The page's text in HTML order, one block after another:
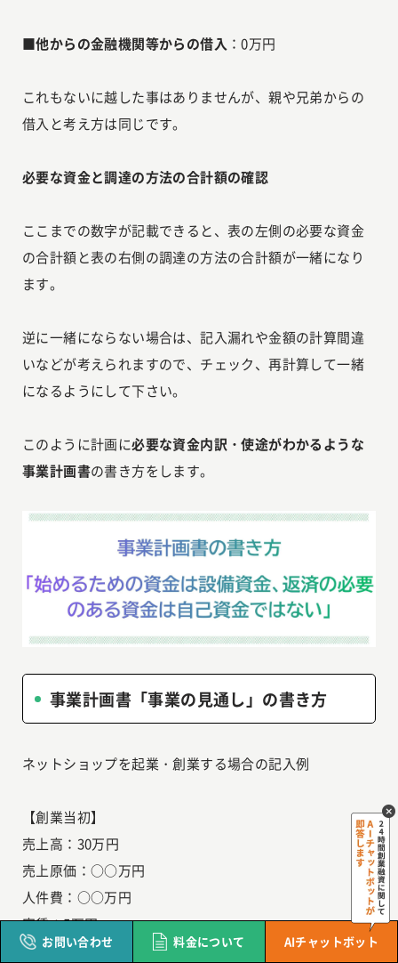
■他からの金融機関等からの借入 ：0万円
これもないに越した事はありませんが、親や兄弟からの
借入と考え方は同じです。
必要な資金と調達の方法の合計額の確認
ここまでの数字が記載できると、表の左側の必要な資金
の合計額と表の右側の調達の方法の合計額が一緒になり
ます。
逆に一緒にならない場合は、記入漏れや金額の計算間違
いなどが考えられますので、チェック、再計算して一緒
になるようにして下さい。
このように計画に必要な資金内訳・使途がわかるような
事業計画書の書き方をします。
事業計画書「事業の見通し」の書き方
ネットショップを起業・創業する場合の記入例
【創業当初】
売上高：30万円
売上原価：○○万円
人件費：○○万円
家賃：5万円
支払利息：0万円
お問い合わせ 料金について AIチャットボット